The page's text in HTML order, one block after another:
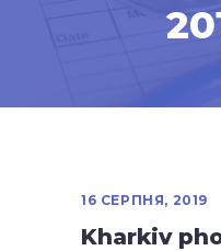
16 СЕРПНЯ, 2019
Kharkiv